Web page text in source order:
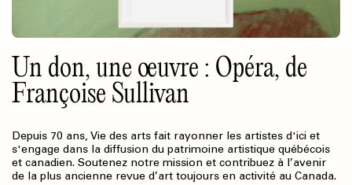
Un don, une œuvre : Opéra, de
Françoise Sullivan
Depuis 70 ans, Vie des arts fait rayonner les artistes d'ici et
s'engage dans la diffusion du patrimoine artistique québécois
et canadien. Soutenez notre mission et contribuez à l’avenir
de la plus ancienne revue d’art toujours en activité au Canada.